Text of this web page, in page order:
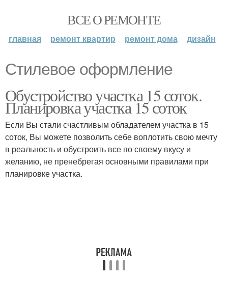
ВСЕ О РЕМОНТЕ
главная ремонт квартир ремонт дома дизайн
Стилевое оформление
Обустройство участка 15 соток.
Планировка участка 15 соток
Если Вы стали счастливым обладателем участка в 15
соток, Вы можете позволить себе воплотить свою мечту
в реальность и обустроить все по своему вкусу и
желанию, не пренебрегая основными правилами при
планировке участка.